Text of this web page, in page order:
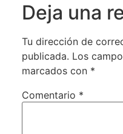
Deja una
Tu dirección de
publicada. Los
marcados con *
Comentario *